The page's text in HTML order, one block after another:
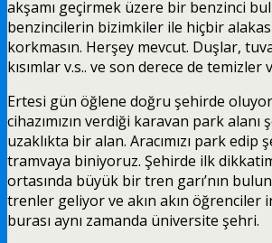
akşamı geçirmek üzere bir benzinci
benzincilerin bizimkiler ile hiçbir
korkmasın. Herşey mevcut. Duşlar,
kısımlar v.s.. ve son derece de temizler
Ertesi gün öğlene doğru şehirde
cihazımızın verdiği karavan park alanı
uzaklıkta bir alan. Aracımızı park edip
tramvaya biniyoruz. Şehirde ilk
ortasında büyük bir tren garı’nın
trenler geliyor ve akın akın öğrenciler
burası aynı zamanda üniversite şehri.